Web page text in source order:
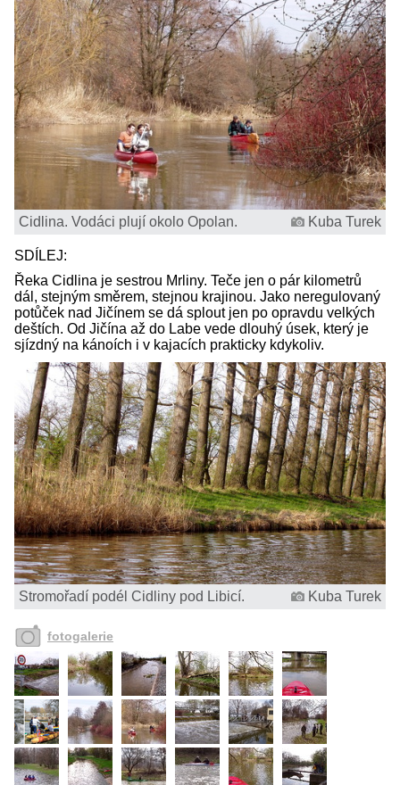
Cidlina. Vodáci plují okolo Opolan. Kuba Turek
SDÍLEJ:
Řeka Cidlina je sestrou Mrliny. Teče jen o pár kilometrů
dál, stejným směrem, stejnou krajinou. Jako neregulovaný
potůček nad Jičínem se dá splout jen po opravdu velkých
deštích. Od Jičína až do Labe vede dlouhý úsek, který je
sjízdný na kánoích i v kajacích prakticky kdykoliv.
Stromořadí podél Cidliny pod Libicí. Kuba Turek
fotogalerie